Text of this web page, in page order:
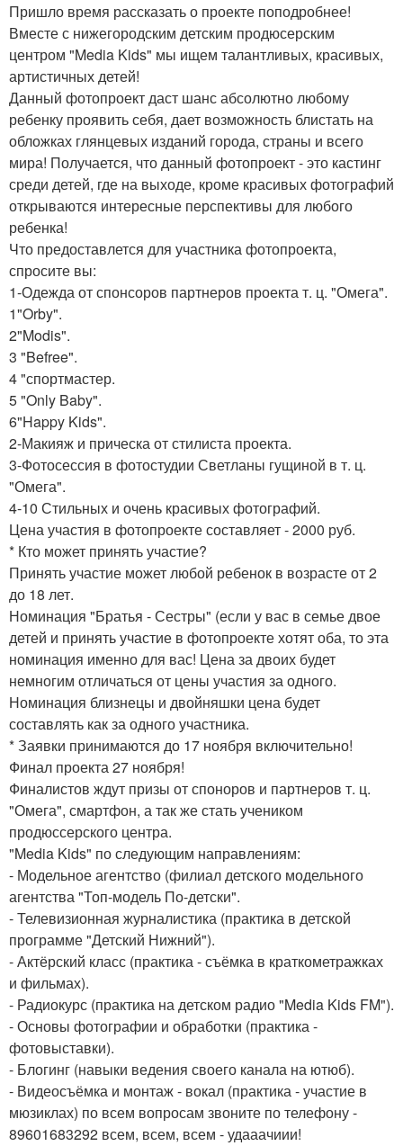
Пришло время рассказать о проекте поподробнее!
Вместе с нижегородским детским продюсерским
центром "Media Kids" мы ищем талантливых, красивых,
артистичных детей!
Данный фотопроект даст шанс абсолютно любому
ребенку проявить себя, дает возможность блистать на
обложках глянцевых изданий города, страны и всего
мира! Получается, что данный фотопроект - это кастинг
среди детей, где на выходе, кроме красивых фотографий
открываются интересные перспективы для любого
ребенка!
Что предоставлется для участника фотопроекта,
спросите вы:
1-Одежда от спонсоров партнеров проекта т. ц. "Омега".
1"Orby".
2"Modis".
3 "Befree".
4 "спортмастер.
5 "Only Baby".
6"Happy Kids".
2-Макияж и прическа от стилиста проекта.
3-Фотосессия в фотостудии Светланы гущиной в т. ц.
"Омега".
4-10 Стильных и очень красивых фотографий.
Цена участия в фотопроекте составляет - 2000 руб.
* Кто может принять участие?
Принять участие может любой ребенок в возрасте от 2
до 18 лет.
Номинация "Братья - Сестры" (если у вас в семье двое
детей и принять участие в фотопроекте хотят оба, то эта
номинация именно для вас! Цена за двоих будет
немногим отличаться от цены участия за одного.
Номинация близнецы и двойняшки цена будет
составлять как за одного участника.
* Заявки принимаются до 17 ноября включительно!
Финал проекта 27 ноября!
Финалистов ждут призы от споноров и партнеров т. ц.
"Омега", смартфон, а так же стать учеником
продюссерского центра.
"Media Kids" по следующим направлениям:
- Модельное агентство (филиал детского модельного
агентства "Топ-модель По-детски".
- Телевизионная журналистика (практика в детской
программе "Детский Нижний").
- Актёрский класс (практика - съёмка в краткометражках
и фильмах).
- Радиокурс (практика на детском радио "Media Kids FM").
- Основы фотографии и обработки (практика -
фотовыставки).
- Блогинг (навыки ведения своего канала на ютюб).
- Видеосъёмка и монтаж - вокал (практика - участие в
мюзиклах) по всем вопросам звоните по телефону -
89601683292 всем, всем, всем - удааачиии!